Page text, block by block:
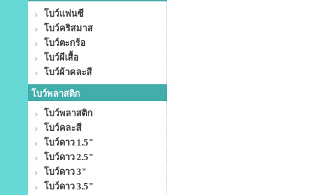
โบว์แฟนซี
โบว์คริสมาส
โบว์ตะกร้อ
โบว์ผีเสื้อ
โบว์ผ้าคละสี
โบว์พลาสติก
โบว์พลาสติก
โบว์คละสี
โบว์ดาว 1.5"
โบว์ดาว 2.5"
โบว์ดาว 3"
โบว์ดาว 3.5"